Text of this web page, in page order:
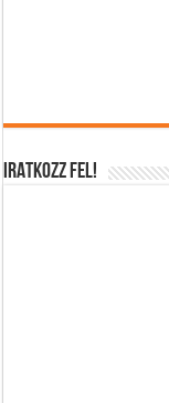
IRATKOZZ FEL!